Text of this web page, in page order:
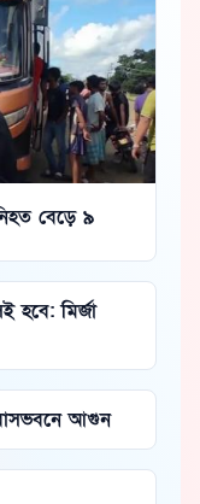
বেড়ে ৯
হবে: মির্জা
বাসভবনে আগুন